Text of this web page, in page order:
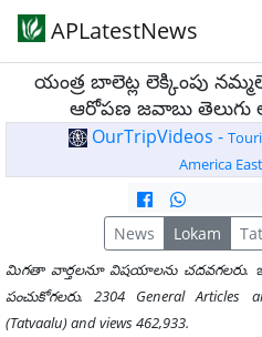
APLatestNews
యంత్ర బాలెట్ల లెక్కింపు
ఆరోపణ జవాబు తెలుగు
OurTripVideos -
America
News Lokam
మిగతా వార్తలనూ విషయాలను చదవగలరు.
పంచుకోగలరు. 2304 General Articles
(Tatvaalu) and views 462,933.